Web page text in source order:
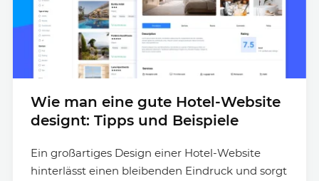
Wie man eine gute Hotel-Website
designt: Tipps und Beispiele
Ein großartiges Design einer Hotel-Website
hinterlässt einen bleibenden Eindruck und sorgt